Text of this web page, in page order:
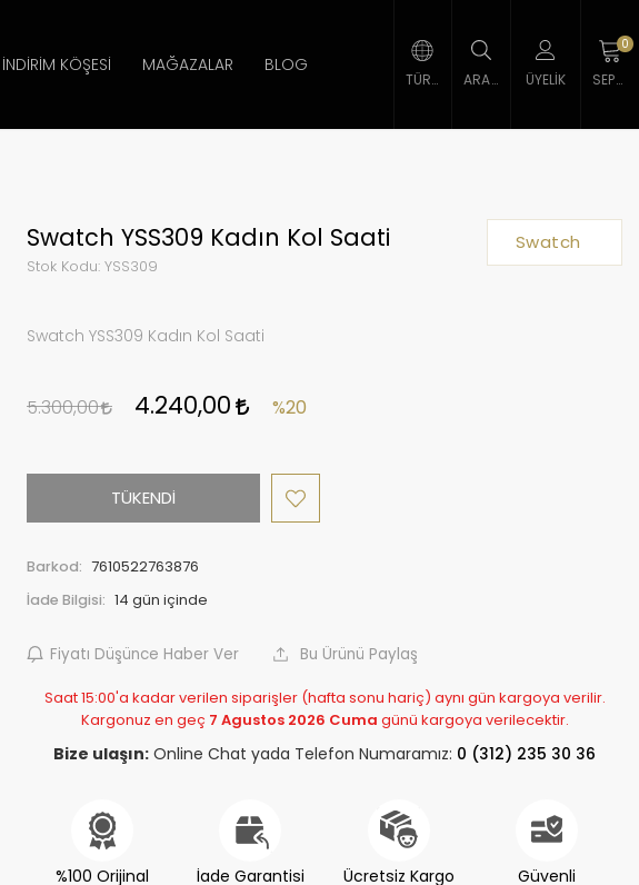
İNDIRIM KÖŞESI MAĞAZALAR BLOG
ÜYELIK
0
Swatch
Swatch YSS309 Kadın Kol Saati
Stok Kodu: YSS309
Swatch YSS309 Kadın Kol Saati
5.300,00 4.240,00 %20
TÜKENDİ
Barkod: 7610522763876
İade Bilgisi:
Fiyatı Düşünce Haber Ver Bu Ürünü Paylaş
Saat 15:00'a kadar verilen siparişler (hafta sonu hariç) aynı gün kargoya verilir.
Kargonuz en geç 7 Agustos 2026 Cuma günü kargoya verilecektir.
Bize ulaşın: Online Chat yada Telefon Numaramız: 0 (312) 235 30 36
%100 Orijinal
İade Garantisi
Ücretsiz Kargo
Güvenli